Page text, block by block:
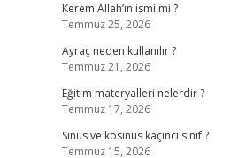
Kerem Allah’ın ismi mi ?
Temmuz 25, 2026
Ayraç neden kullanılır ?
Temmuz 21, 2026
Eğitim materyalleri nelerdir ?
Temmuz 17, 2026
Sinüs ve kosinüs kaçıncı sınıf ?
Temmuz 15, 2026